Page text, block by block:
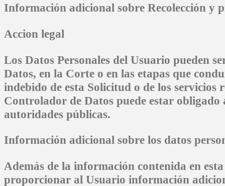
Información adicional sobre Recolección y
Accion legal
Los Datos Personales del Usuario pueden
Datos, en la Corte o en las etapas que
indebido de esta Solicitud o de los servicios
Controlador de Datos puede estar
autoridades públicas.
Información adicional sobre los datos
Además de la información contenida en
proporcionar al Usuario información